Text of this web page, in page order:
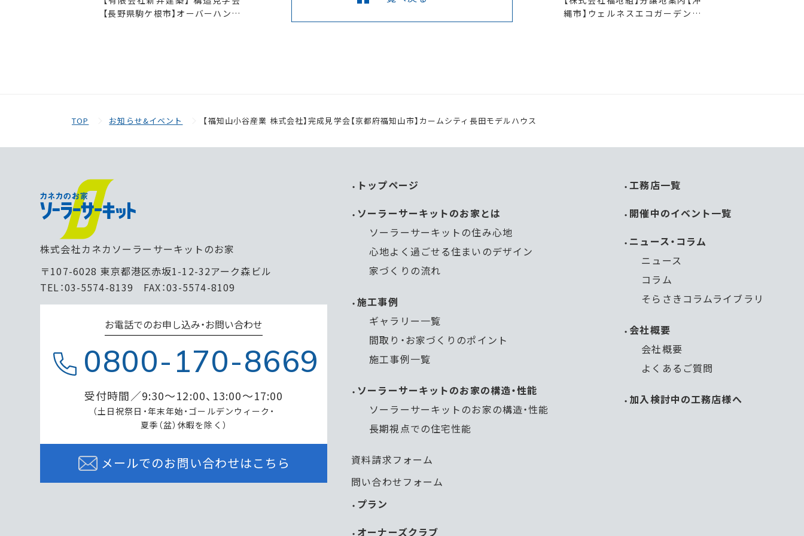
【長野県駒ケ根市】オーバーハング
縄市】ウェルネスエコガーデン高
TOP お知らせ&イベント 【福知山小谷産業 株式会社】完成見学会【京都府福知山市】カームシティ長田モデルハウス
株式会社カネカソーラーサーキットのお家
〒107-6028 東京都港区赤坂1-12-32アーク森ビル
TEL：03-5574-8139 FAX：03-5574-8109
お電話でのお申し込み・お問い合わせ
0800-170-8669
受付時間／9:30～12:00、13:00～17:00
（土日祝祭日・年末年始・ゴールデンウィーク・
夏季（盆）休暇を除く）
メールでのお問い合わせはこちら
トップページ
ソーラーサーキットのお家とは
ソーラーサーキットの住み心地
心地よく過ごせる住まいのデザイン
家づくりの流れ
施工事例
ギャラリー一覧
間取り・お家づくりのポイント
施工事例一覧
ソーラーサーキットのお家の構造・性能
ソーラーサーキットのお家の構造・性能
長期視点での住宅性能
工務店一覧
開催中のイベント一覧
ニュース・コラム
ニュース
コラム
そらさきコラムライブラリ
会社概要
会社概要
よくあるご質問
加入検討中の工務店様へ
資料請求フォーム
問い合わせフォーム
プラン
オーナーズクラブ